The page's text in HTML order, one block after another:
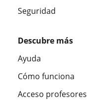
Seguridad
Descubre más
Ayuda
Cómo funciona
Acceso profesores